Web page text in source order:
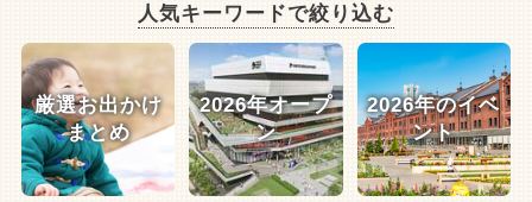
人気キーワードで絞り込む
厳選お出かけ
まとめ
2026年オープ
ン
2026年のイベ
ント